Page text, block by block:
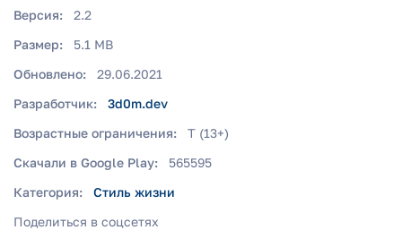
Версия:
2.2
Размер:
5.1 MB
Обновлено:
29.06.2021
Разработчик:
3d0m.dev
Возрастные ограничения:
T (13+)
Скачали в Google Play:
565595
Категория:
Стиль жизни
Поделиться в соцсетях